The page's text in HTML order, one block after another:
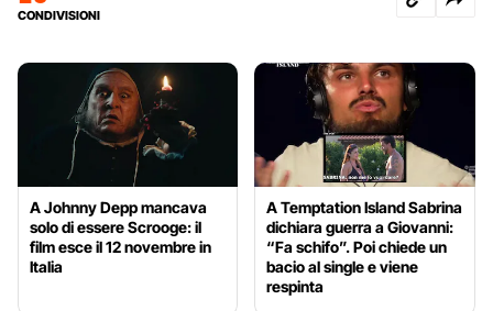
CONDIVISIONI
A Johnny Depp mancava
solo di essere Scrooge: il
film esce il 12 novembre in
Italia
A Temptation Island Sabrina
dichiara guerra a Giovanni:
“Fa schifo”. Poi chiede un
bacio al single e viene
respinta